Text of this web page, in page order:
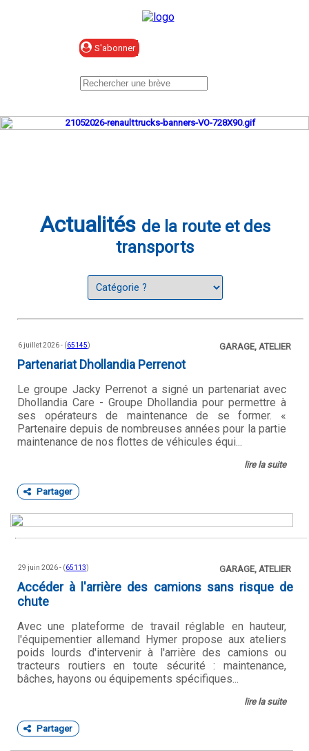
Actualités de la route et des
transports
6 juillet 2026 - (65145) GARAGE, ATELIER
Partenariat Dhollandia Perrenot
Le groupe Jacky Perrenot a signé un partenariat avec
Dhollandia Care - Groupe Dhollandia pour permettre à
ses opérateurs de maintenance de se former. «
Partenaire depuis de nombreuses années pour la partie
maintenance de nos flottes de véhicules équi...
lire la suite
Partager
29 juin 2026 - (65113) GARAGE, ATELIER
Accéder à l'arrière des camions sans risque de
chute
Avec une plateforme de travail réglable en hauteur,
l'équipementier allemand Hymer propose aux ateliers
poids lourds d'intervenir à l'arrière des camions ou
tracteurs routiers en toute sécurité : maintenance,
bâches, hayons ou équipements spécifiques...
lire la suite
Partager